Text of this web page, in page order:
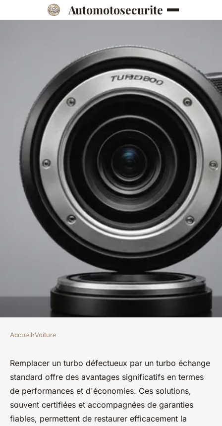
Automotosecurite
Turbo échange standard :
performance et économies à la
clé
Mya•5 février 2025•4 min de lecture
Accueil›Voiture
Remplacer un turbo défectueux par un turbo échange
standard offre des avantages significatifs en termes
de performances et d'économies. Ces solutions,
souvent certifiées et accompagnées de garanties
fiables, permettent de restaurer efficacement la